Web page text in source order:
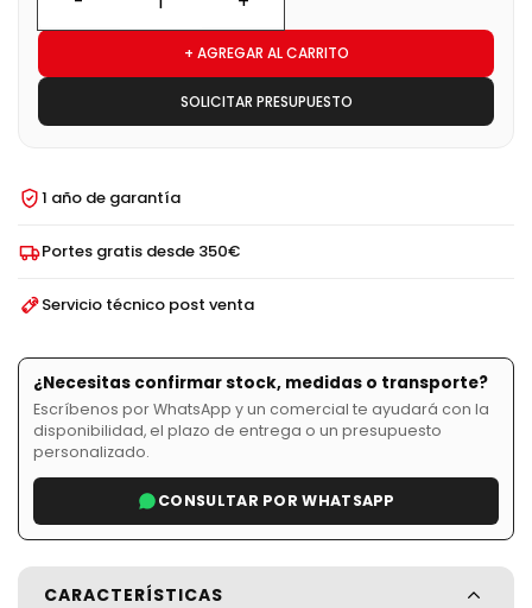
+ AGREGAR AL CARRITO
SOLICITAR PRESUPUESTO
1 año de garantía
Portes gratis desde 350€
Servicio técnico post venta
¿Necesitas confirmar stock, medidas o transporte?
Escríbenos por WhatsApp y un comercial te ayudará con la
disponibilidad, el plazo de entrega o un presupuesto
personalizado.
CONSULTAR POR WHATSAPP
CARACTERÍSTICAS